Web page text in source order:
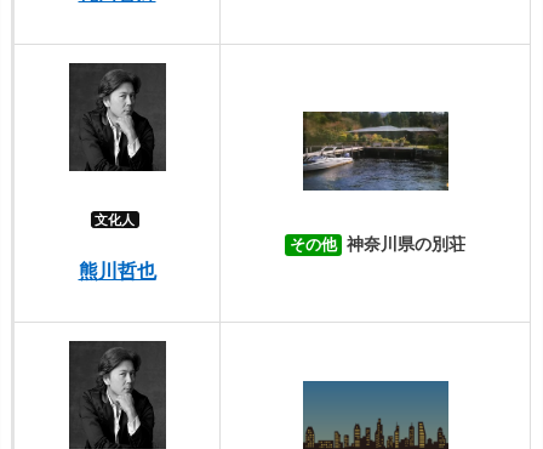
文化人
熊川哲也
その他 神奈川県の別荘